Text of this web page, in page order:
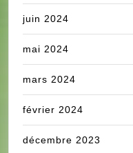
juin 2024
mai 2024
mars 2024
février 2024
décembre 2023